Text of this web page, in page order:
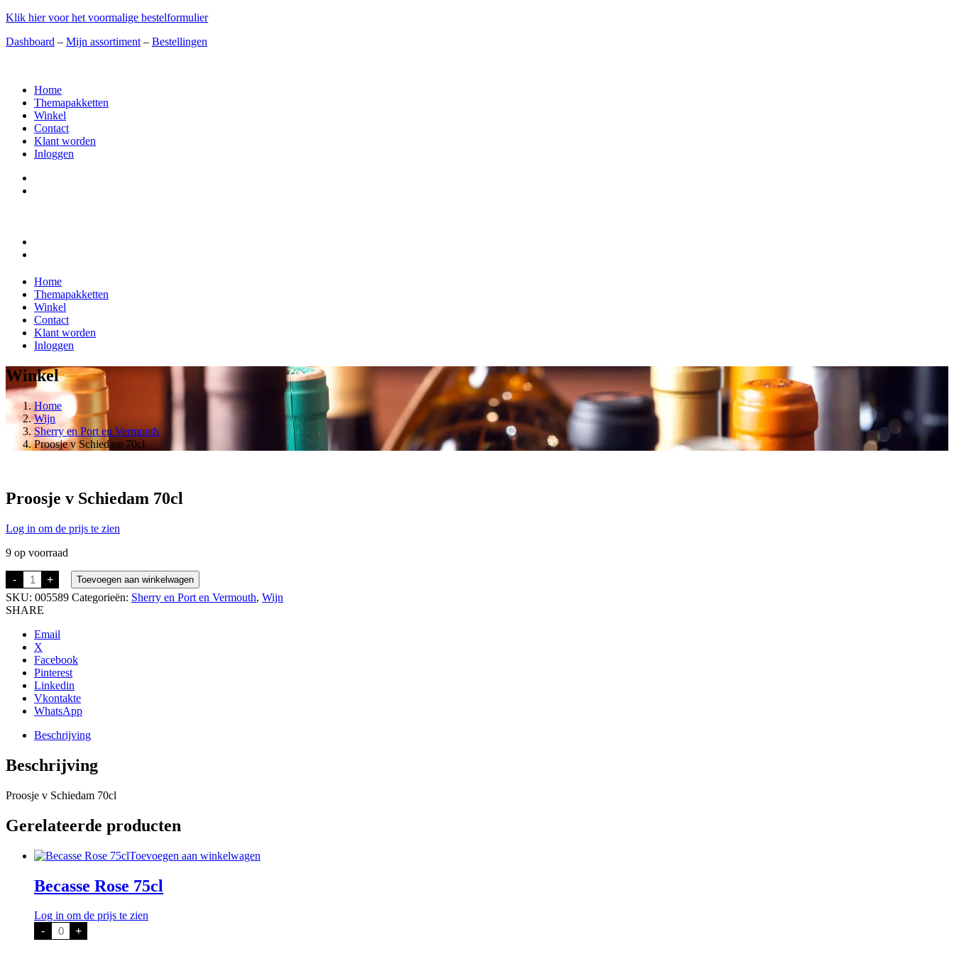
Klik hier voor het voormalige bestelformulier
Dashboard – Mijn assortiment – Bestellingen
Home
Themapakketten
Winkel
Contact
Klant worden
Inloggen
Home
Themapakketten
Winkel
Contact
Klant worden
Inloggen
Winkel
Home
Wijn
Sherry en Port en Vermouth
Proosje v Schiedam 70cl
Proosje v Schiedam 70cl
Log in om de prijs te zien
9 op voorraad
- Proosje
v
Schiedam
70cl
+ Toevoegen aan winkelwagen
SKU: 005589 Categorieën: Sherry en Port en Vermouth, Wijn
SHARE
Email
X
Facebook
Pinterest
Linkedin
Vkontakte
WhatsApp
Beschrijving
Beschrijving
Proosje v Schiedam 70cl
Gerelateerde producten
Toevoegen aan winkelwagen
Becasse Rose 75cl
Log in om de prijs te zien
- Becasse
Rose
+